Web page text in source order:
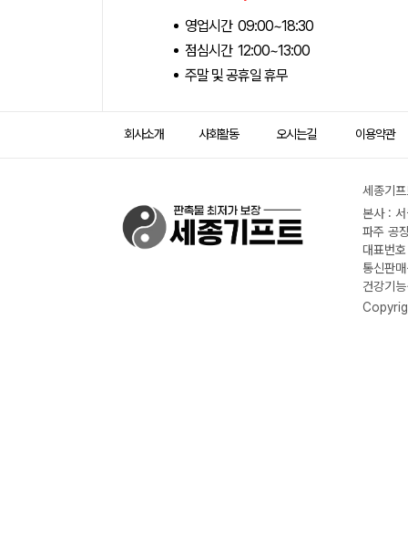
영업시간 09:00~18:30
점심시간 12:00~13:00
주말 및 공휴일 휴무
회사소개 사회활동 오시는길 이용약관
세종기
본사 :
파주 공
대표번
통신판
건강기